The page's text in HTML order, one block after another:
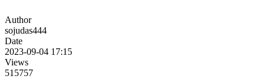
Author
sojudas444
Date
2023-09-04 17:15
Views
515757